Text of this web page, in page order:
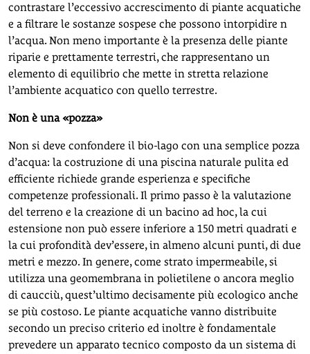
contrastare l’eccessivo accrescimento di piante acquatiche
e a filtrare le sostanze sospese che possono intorpidire n
l’acqua. Non meno importante è la presenza delle piante
riparie e prettamente terrestri, che rappresentano un
elemento di equilibrio che mette in stretta relazione
l’ambiente acquatico con quello terrestre.
Non è una «pozza»
Non si deve confondere il bio-lago con una semplice pozza
d’acqua: la costruzione di una piscina naturale pulita ed
efficiente richiede grande esperienza e specifiche
competenze professionali. Il primo passo è la valutazione
del terreno e la creazione di un bacino ad hoc, la cui
estensione non può essere inferiore a 150 metri quadrati e
la cui profondità dev’essere, in almeno alcuni punti, di due
metri e mezzo. In genere, come strato impermeabile, si
utilizza una geomembrana in polietilene o ancora meglio
di caucciù, quest’ultimo decisamente più ecologico anche
se più costoso. Le piante acquatiche vanno distribuite
secondo un preciso criterio ed inoltre è fondamentale
prevedere un apparato tecnico composto da un sistema di